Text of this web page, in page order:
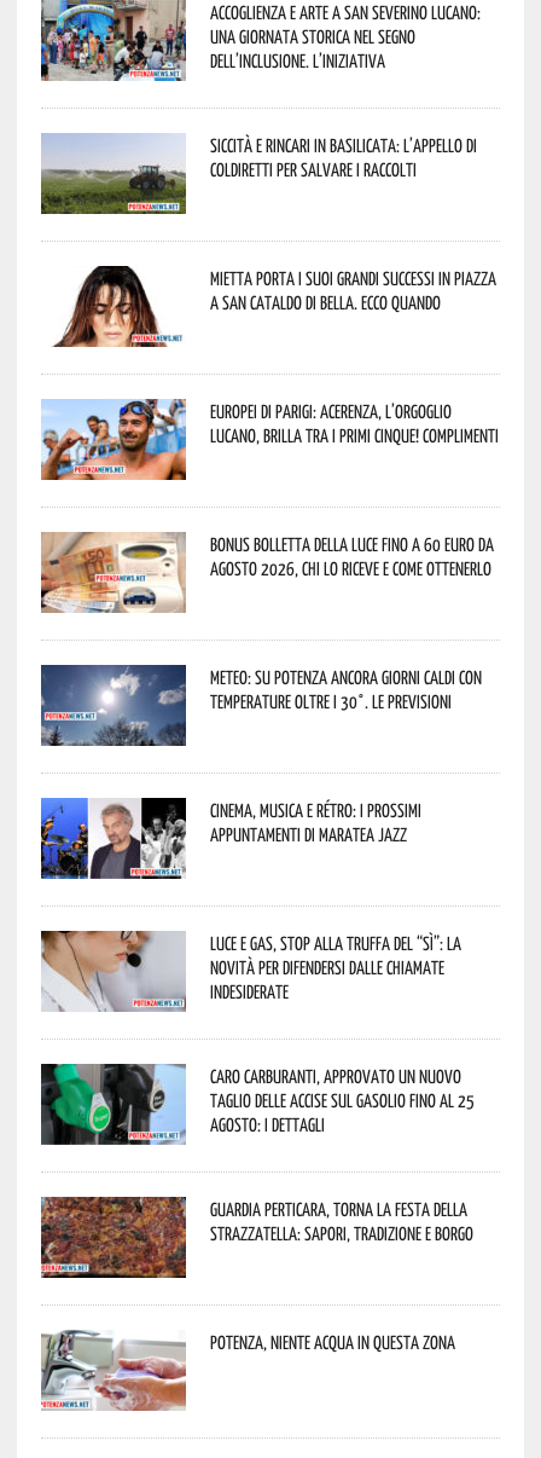
Accoglienza e arte a San Severino Lucano:
una giornata storica nel segno
dell’inclusione. L’iniziativa
Siccità e rincari in Basilicata: l’appello di
Coldiretti per salvare i raccolti
Mietta porta i suoi grandi successi in piazza
a San Cataldo di Bella. Ecco quando
Europei di Parigi: Acerenza, l’orgoglio
lucano, brilla tra i primi cinque! Complimenti
Bonus bolletta della luce fino a 60 euro da
agosto 2026, chi lo riceve e come ottenerlo
Meteo: su Potenza ancora giorni caldi con
temperature oltre i 30°. Le previsioni
Cinema, musica e rétro: i prossimi
appuntamenti di Maratea Jazz
Luce e gas, stop alla truffa del “Sì”: la
novità per difendersi dalle chiamate
indesiderate
Caro carburanti, approvato un nuovo
taglio delle accise sul gasolio fino al 25
agosto: i dettagli
Guardia Perticara, torna la Festa della
Strazzatella: sapori, tradizione e borgo
Potenza, niente acqua in questa zona